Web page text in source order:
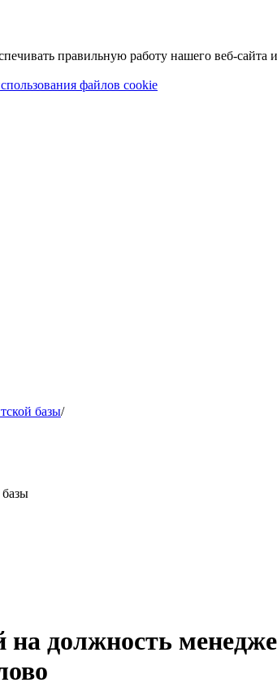
правильную работу нашего веб-сайта
файлов cookie
базы/
на должность